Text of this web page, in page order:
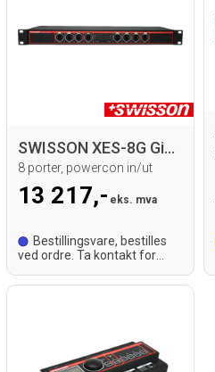
SWISSON XES-8G Gigabit Ethernet Switch
8 porter, powercon in/ut
13 217,- eks. mva
Bestillingsvare, bestilles
ved ordre. Ta kontakt for